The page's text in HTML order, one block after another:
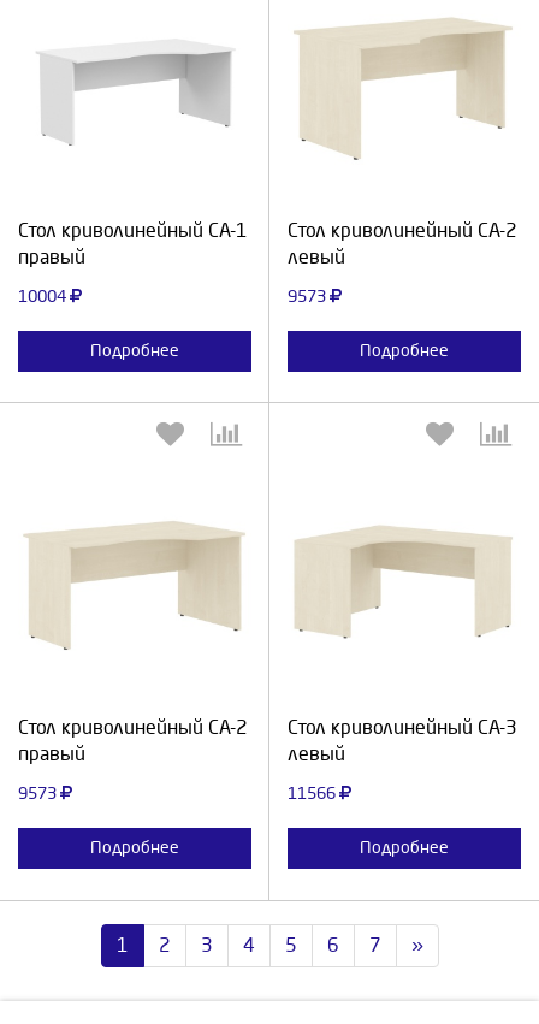
Стол криволинейный СА-1
правый
10004
Подробнее
Выберите количество:
Стол криволинейный СА-2
левый
9573
Подробнее
Стол криволинейный СА-2
правый
9573
Подробнее
Выберите количество:
Стол криволинейный СА-3
левый
11566
Подробнее
1 2 3 4 5 6 7 »